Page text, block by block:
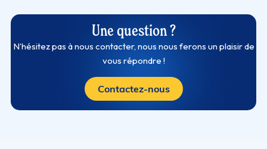
Une question ?
N’hésitez pas à nous contacter, nous nous ferons un plaisir de
vous répondre !
Contactez-nous